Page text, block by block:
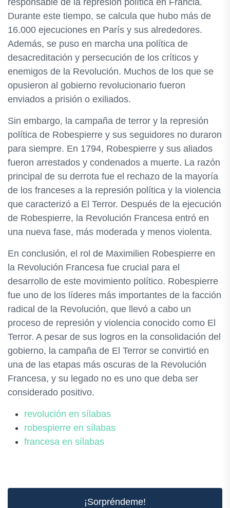
responsable de la represión política en Francia.
Durante este tiempo, se calcula que hubo más de
16.000 ejecuciones en París y sus alrededores.
Además, se puso en marcha una política de
desacreditación y persecución de los críticos y
enemigos de la Revolución. Muchos de los que se
opusieron al gobierno revolucionario fueron
enviados a prisión o exiliados.
Sin embargo, la campaña de terror y la represión
política de Robespierre y sus seguidores no duraron
para siempre. En 1794, Robespierre y sus aliados
fueron arrestados y condenados a muerte. La razón
principal de su derrota fue el rechazo de la mayoría
de los franceses a la represión política y la violencia
que caracterizó a El Terror. Después de la ejecución
de Robespierre, la Revolución Francesa entró en
una nueva fase, más moderada y menos violenta.
En conclusión, el rol de Maximilien Robespierre en
la Revolución Francesa fue crucial para el
desarrollo de este movimiento político. Robespierre
fue uno de los líderes más importantes de la facción
radical de la Revolución, que llevó a cabo un
proceso de represión y violencia conocido como El
Terror. A pesar de sus logros en la consolidación del
gobierno, la campaña de El Terror se convirtió en
una de las etapas más oscuras de la Revolución
Francesa, y su legado no es uno que deba ser
considerado positivo.
revolución en sílabas
robespierre en sílabas
francesa en sílabas
¡Sorpréndeme!